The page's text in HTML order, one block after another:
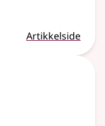
Artikkelside